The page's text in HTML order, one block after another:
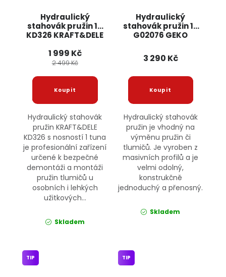
Hydraulický
stahovák pružin 1T
KD326 KRAFT&DELE
1 999 Kč
2 499 Kč
Hydraulický stahovák
pružin KRAFT&DELE
KD326 s nosností 1 tuna
je profesionální zařízení
určené k bezpečné
demontáži a montáži
pružin tlumičů u
osobních i lehkých
užitkových...
Skladem
Hydraulický
stahovák pružin 1T
G02076 GEKO
3 290 Kč
Hydraulický stahovák
pružin je vhodný na
výměnu pružin či
tlumičů. Je vyroben z
masivních profilů a je
velmi odolný,
konstrukčně
jednoduchý a přenosný.
Skladem
TIP TIP